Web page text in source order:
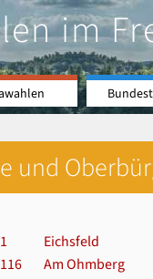
im
und
Eichsfeld
Am Ohmberg